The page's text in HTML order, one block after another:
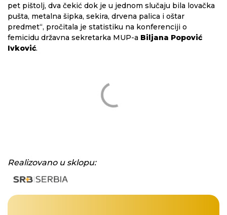
pet pištolj, dva čekić dok je u jednom slučaju bila lovačka
pušta, metalna šipka, sekira, drvena palica i oštar
predmet“, pročitala je statistiku na konferenciji o
femicidu državna sekretarka MUP-a Biljana Popović
Ivković.
Realizovano u sklopu: